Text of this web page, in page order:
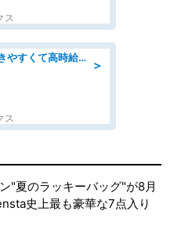
ス
＞
梱包・仕分け・検品/働きやすくて高時給の仕分け作業長期休暇充実/残業なし
ス
"夏のラッキーバッグ"が8月
史上最も豪華な7点入り